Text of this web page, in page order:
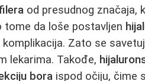
od presudnog značaja,
da loše postavljen
Zato se
lekarima. Takođe,
bora ispod očiju, čime